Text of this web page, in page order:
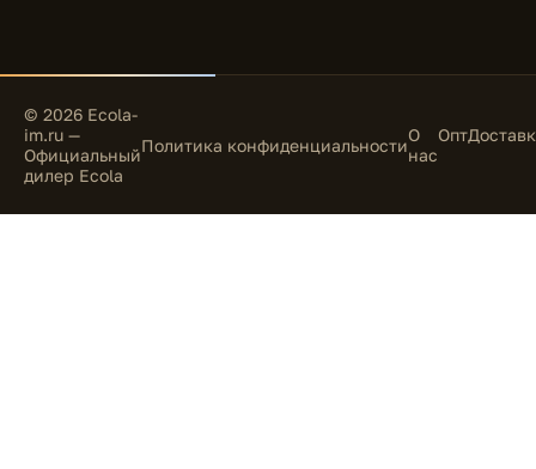
© 2026 Ecola-
im.ru —
Официальный
дилер Ecola
Политика конфиденциальностиО
нас
Опт